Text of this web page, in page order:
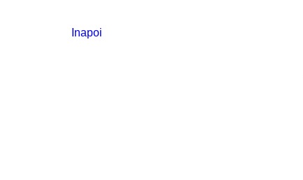
Inapoi